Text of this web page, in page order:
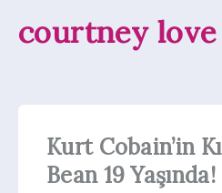
courtney love
Kurt Cobain’in
Bean 19 Yaşında!